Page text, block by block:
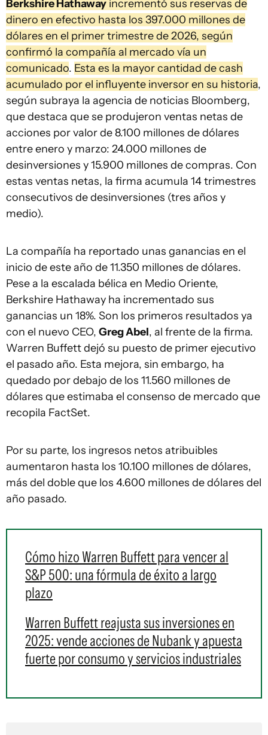
Berkshire Hathaway incrementó sus reservas de
dinero en efectivo hasta los 397.000 millones de
dólares en el primer trimestre de 2026, según
confirmó la compañía al mercado vía un
comunicado. Esta es la mayor cantidad de cash
acumulado por el influyente inversor en su historia,
según subraya la agencia de noticias Bloomberg,
que destaca que se produjeron ventas netas de
acciones por valor de 8.100 millones de dólares
entre enero y marzo: 24.000 millones de
desinversiones y 15.900 millones de compras. Con
estas ventas netas, la firma acumula 14 trimestres
consecutivos de desinversiones (tres años y
medio).
La compañía ha reportado unas ganancias en el
inicio de este año de 11.350 millones de dólares.
Pese a la escalada bélica en Medio Oriente,
Berkshire Hathaway ha incrementado sus
ganancias un 18%. Son los primeros resultados ya
con el nuevo CEO, Greg Abel, al frente de la firma.
Warren Buffett dejó su puesto de primer ejecutivo
el pasado año. Esta mejora, sin embargo, ha
quedado por debajo de los 11.560 millones de
dólares que estimaba el consenso de mercado que
recopila FactSet.
Por su parte, los ingresos netos atribuibles
aumentaron hasta los 10.100 millones de dólares,
más del doble que los 4.600 millones de dólares del
año pasado.
Cómo hizo Warren Buffett para vencer al
S&P 500: una fórmula de éxito a largo
plazo
Warren Buffett reajusta sus inversiones en
2025: vende acciones de Nubank y apuesta
fuerte por consumo y servicios industriales